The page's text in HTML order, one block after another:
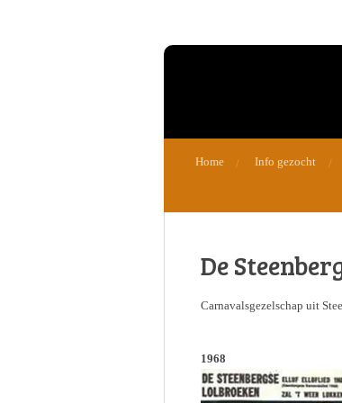
Home Info gezocht
De
Carnavalsgezelschap uit
1968